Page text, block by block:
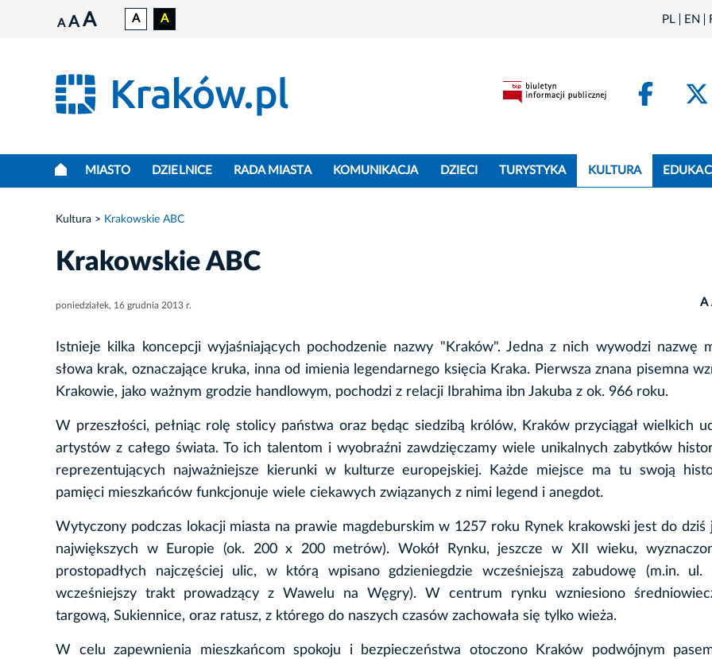
A A A A A PL EN
MIASTO DZIELNICE RADA MIASTA KOMUNIKACJA DZIECI TURYSTYKA KULTURA
Kultura Krakowskie ABC
Krakowskie ABC
poniedziałek, 16 grudnia 2013 r. A
Istnieje kilka koncepcji wyjaśniających pochodzenie nazwy "Kraków". Jedna z nich wywodzi nazwę
słowa krak, oznaczające kruka, inna od imienia legendarnego księcia Kraka. Pierwsza znana pisemna
Krakowie, jako ważnym grodzie handlowym, pochodzi z relacji Ibrahima ibn Jakuba z ok. 966 roku.
W przeszłości, pełniąc rolę stolicy państwa oraz będąc siedzibą królów, Kraków przyciągał wielkich
artystów z całego świata. To ich talentom i wyobraźni zawdzięczamy wiele unikalnych zabytków
reprezentujących najważniejsze kierunki w kulturze europejskiej. Każde miejsce ma tu swoją
pamięci mieszkańców funkcjonuje wiele ciekawych związanych z nimi legend i anegdot.
Wytyczony podczas lokacji miasta na prawie magdeburskim w 1257 roku Rynek krakowski jest do dziś
największych w Europie (ok. 200 x 200 metrów). Wokół Rynku, jeszcze w XII wieku,
prostopadłych najczęściej ulic, w którą wpisano gdzieniegdzie wcześniejszą zabudowę (m.in. ul.
wcześniejszy trakt prowadzący z Wawelu na Węgry). W centrum rynku wzniesiono
targową, Sukiennice, oraz ratusz, z którego do naszych czasów zachowała się tylko wieża.
W celu zapewnienia mieszkańcom spokoju i bezpieczeństwa otoczono Kraków podwójnym